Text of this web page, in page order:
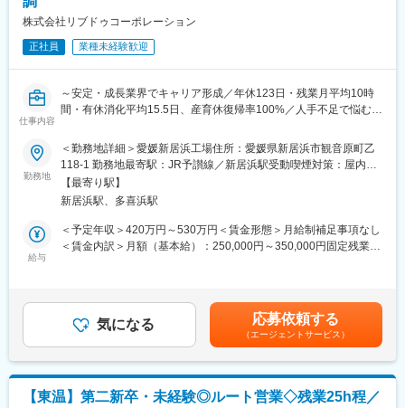
主に家事支援を行う世話人さん、身の回りの世話や日常生活上の
り上げることに関心のある方、歓迎いたします。
月に2回ホームパーティを実施するため、入居者さんと一緒に企画
したり、準備したりします。自ら楽しんで仕事ができる方が適任
★新たな取り組みとしてドッグセラピーを検討中！
セラピーの一環として、小型犬を一匹買う予定です。犬同伴での
外出イベントも行います。
■当社について
地域の障がい福祉の充実や、障がいのある方の自立（仕事・住
当社グループ内で雇用を創出しており、地域のための事業展開を
★本件は内閣府主導の地方創生事業の一環である先導的人材マッ
チング事業に基づく求人でございます。
株式会社リブドゥコーポレーション
正社員 業種未経験歓迎
仕事内容
～安定・成長業界でキャリア形成／年休123日・残業月平均10時
間・有休消化平均15.5日、産育休復帰率100%／人手不足で悩む病
■求人概要：
同社は国内トップクラスのシェアをもつ介護用製品や、医療現場
向けの各種製品を扱っているメーカーです。
本ポジションでは、医療現場の負担を軽減するための「手術準備
用キット」の提案営業を行っていただきます。
に纏めたキットです。
・これらの道具は手術1回ごとに看護師が手配する必要があり、準
備1回で2時間以上の時間を要することも。人手不足が顕著な医療
をほぼ0に近づけ、顧客の業務を効率化する製品です。
勤務地
＜勤務地詳細＞愛媛新居浜工場住所：愛媛県新居浜市観音原町乙
118-1 勤務地最寄駅：JR予讃線／新居浜駅受動喫煙対策：屋内喫
煙可能場所あり変更の範囲：会社の定める事業所（リモートワー
ク含む）
【最寄り駅】
新居浜駅、多喜浜駅
給与
＜予定年収＞420万円～530万円＜賃金形態＞月給制補足事項なし
＜賃金内訳＞月額（基本給）：250,000円～350,000円固定残業手
＞※上記月給のほか、諸手当を支給※給与詳細は、経験やスキル等
を考慮し、当社規定により決定■昇給：年1回（4月）■賞与：年2
回（7月、12月）賃金はあくまでも目安の金額であり、選考を通
じて上下する可能性があります。月給(月額)は固定手当を含めた表
記です。
気になる 応募依頼する
（エージェントサービス）
【東温】第二新卒・未経験◎ルート営業◇残業25h程／